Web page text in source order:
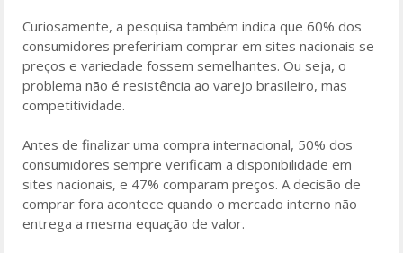
Curiosamente, a pesquisa também indica que 60% dos
consumidores prefeririam comprar em sites nacionais se
preços e variedade fossem semelhantes. Ou seja, o
problema não é resistência ao varejo brasileiro, mas
competitividade.
Antes de finalizar uma compra internacional, 50% dos
consumidores sempre verificam a disponibilidade em
sites nacionais, e 47% comparam preços. A decisão de
comprar fora acontece quando o mercado interno não
entrega a mesma equação de valor.